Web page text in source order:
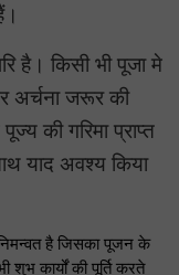
है। किसी भी पूजा मे
अर्चना जरूर की
की गरिमा प्राप्त
याद अवश्य किया
है जिसका पूजन के
कार्यों की पूर्ति करते